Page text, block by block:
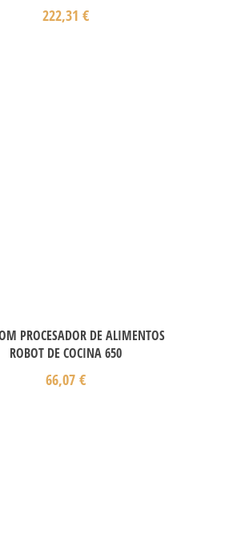
222,31 €
PROCESADOR DE ALIMENTOS
ROBOT DE COCINA 650
66,07 €